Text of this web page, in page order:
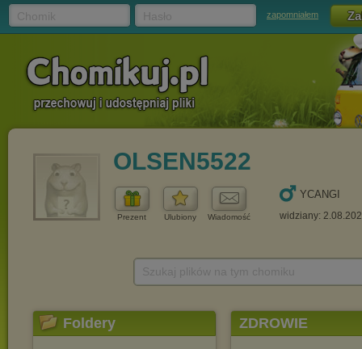
zapomniałem
OLSEN5522
Prezent Ulubiony Wiadomość
YCANGI
widziany:
Foldery ZDROWIE